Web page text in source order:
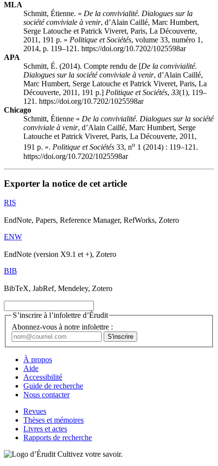
MLA
Schmitt, Étienne. « De la convivialité. Dialogues sur la
société conviviale à venir, d’Alain Caillé, Marc Humbert,
Serge Latouche et Patrick Viveret, Paris, La Découverte,
2011, 191 p. » Politique et Sociétés, volume 33, numéro 1,
2014, p. 119–121. https://doi.org/10.7202/1025598ar
APA
Schmitt, É. (2014). Compte rendu de [De la convivialité.
Dialogues sur la société conviviale à venir, d’Alain Caillé,
Marc Humbert, Serge Latouche et Patrick Viveret, Paris, La
Découverte, 2011, 191 p.] Politique et Sociétés, 33(1), 119–
121. https://doi.org/10.7202/1025598ar
Chicago
Schmitt, Étienne « De la convivialité. Dialogues sur la société
conviviale à venir, d’Alain Caillé, Marc Humbert, Serge
Latouche et Patrick Viveret, Paris, La Découverte, 2011,
191 p. ». Politique et Sociétés 33, no 1 (2014) : 119–121.
https://doi.org/10.7202/1025598ar
Exporter la notice de cet article
RIS
EndNote, Papers, Reference Manager, RefWorks, Zotero
ENW
EndNote (version X9.1 et +), Zotero
BIB
BibTeX, JabRef, Mendeley, Zotero
S’inscrire à l’infolettre d’Érudit
Abonnez-vous à notre infolettre :
À propos
Aide
Accessibilité
Guide de recherche
Nous contacter
Revues
Thèses et mémoires
Livres et actes
Rapports de recherche
Cultivez votre savoir.